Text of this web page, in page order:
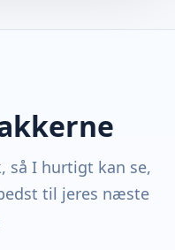
så I hurtigt kan se,
til jeres næste